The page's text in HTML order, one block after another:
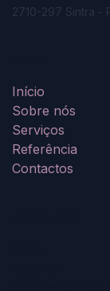
2710-297 Sintra -
Início
Sobre nós
Serviços
Referência
Contactos